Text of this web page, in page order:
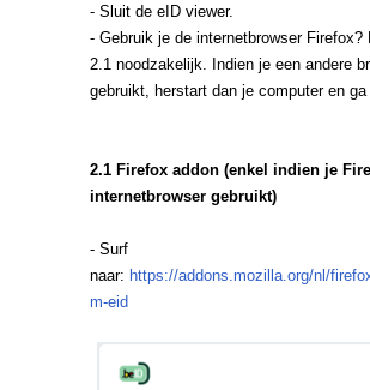
- Sluit de eID viewer.
- Gebruik je de internetbrowser Firefox?
2.1 noodzakelijk. Indien je een andere
gebruikt, herstart dan je computer en
2.1 Firefox addon (enkel indien je
internetbrowser gebruikt)
- Surf
naar: https://addons.mozilla.org/nl/
m-eid